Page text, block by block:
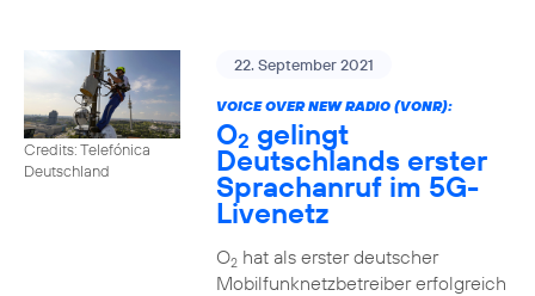
Credits: Telefónica
Deutschland
22. September 2021
VOICE OVER NEW RADIO (VONR):
O2 gelingt
Deutschlands erster
Sprachanruf im 5G-
Livenetz
O2hat als erster deutscher
Mobilfunknetzbetreiber erfolgreich